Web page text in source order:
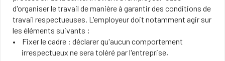
d'organiser le travail de manière à garantir des conditions de
travail respectueuses. L'employeur doit notamment agir sur
les éléments suivants ;
Fixer le cadre : déclarer qu'aucun comportement
irrespectueux ne sera toléré par l'entreprise,